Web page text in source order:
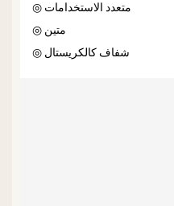
◎ متعدد الاستخدامات
◎ متين
◎ شفاف كالكريستال